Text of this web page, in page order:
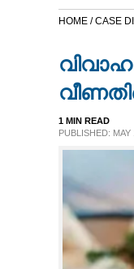
NEWS 360
CASE DIARY
HOME /CASE
1 MIN READ
PUBLISHED: